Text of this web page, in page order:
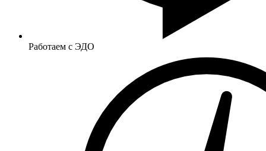
Работаем с ЭДО